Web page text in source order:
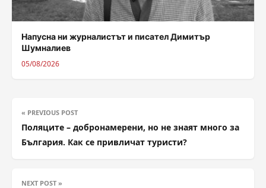
Напусна ни журналистът и писател Димитър
Шумналиев
05/08/2026
« PREVIOUS POST
Поляците – добронамерени, но не знаят много за
България. Как се привличат туристи?
NEXT POST »